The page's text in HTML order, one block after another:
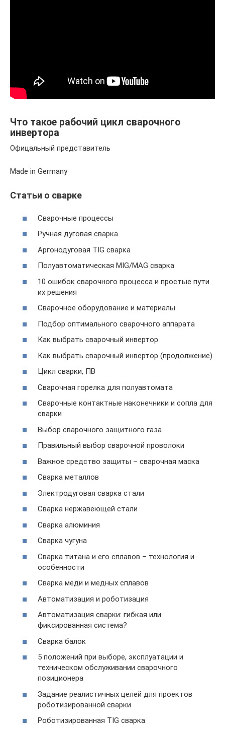
Что такое рабочий цикл сварочного
инвертора
Офицальный представитель
Made in Germany
Статьи о сварке
Сварочные процессы
Ручная дуговая сварка
Аргонодуговая TIG сварка
Полуавтоматическая MIG/MAG сварка
10 ошибок сварочного процесса и простые пути
их решения
Сварочное оборудование и материалы
Подбор оптимального сварочного аппарата
Как выбрать сварочный инвертор
Как выбрать сварочный инвертор (продолжение)
Цикл сварки, ПВ
Сварочная горелка для полуавтомата
Сварочные контактные наконечники и сопла для
сварки
Выбор сварочного защитного газа
Правильный выбор сварочной проволоки
Важное средство защиты – сварочная маска
Сварка металлов
Электродуговая сварка стали
Сварка нержавеющей стали
Сварка алюминия
Сварка чугуна
Сварка титана и его сплавов – технология и
особенности
Сварка меди и медных сплавов
Автоматизация и роботизация
Автоматизация сварки: гибкая или
фиксированная система?
Сварка балок
5 положений при выборе, эксплуатации и
техническом обслуживании сварочного
позиционера
Задание реалистичных целей для проектов
роботизированной сварки
Роботизированная TIG сварка